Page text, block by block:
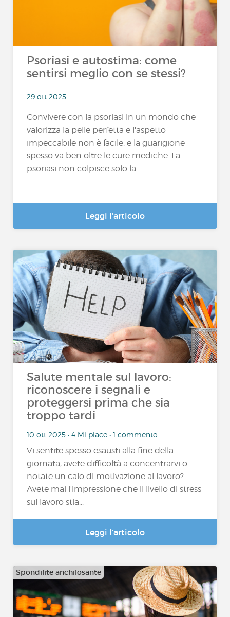
Psoriasi e autostima: come
sentirsi meglio con se stessi?
29 ott 2025
Convivere con la psoriasi in un mondo che
valorizza la pelle perfetta e l'aspetto
impeccabile non è facile, e la guarigione
spesso va ben oltre le cure mediche. La
psoriasi non colpisce solo la...
Leggi l’articolo
Salute mentale sul lavoro:
riconoscere i segnali e
proteggersi prima che sia
troppo tardi
10 ott 2025 • 4 Mi piace • 1 commento
Vi sentite spesso esausti alla fine della
giornata, avete difficoltà a concentrarvi o
notate un calo di motivazione al lavoro?
Avete mai l'impressione che il livello di stress
sul lavoro stia...
Leggi l’articolo
Spondilite anchilosante